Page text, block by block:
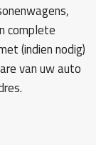
complete
(indien nodig)
van uw auto